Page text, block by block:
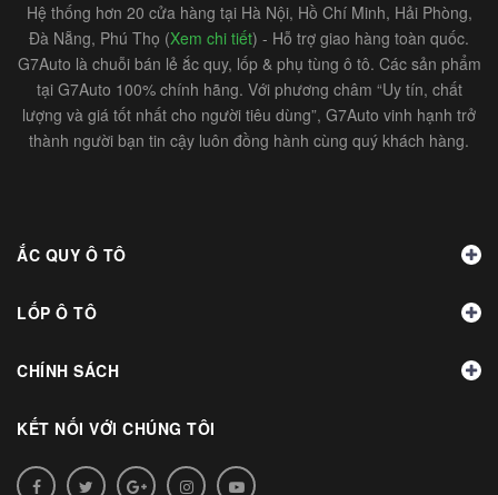
Hệ thống hơn 20 cửa hàng tại Hà Nội, Hồ Chí Minh, Hải Phòng,
Đà Nẵng, Phú Thọ (Xem chi tiết) - Hỗ trợ giao hàng toàn quốc.
G7Auto là chuỗi bán lẻ ắc quy, lốp & phụ tùng ô tô. Các sản phẩm
tại G7Auto 100% chính hãng. Với phương châm “Uy tín, chất
lượng và giá tốt nhất cho người tiêu dùng”, G7Auto vinh hạnh trở
thành người bạn tin cậy luôn đồng hành cùng quý khách hàng.
ẮC QUY Ô TÔ
LỐP Ô TÔ
CHÍNH SÁCH
KẾT NỐI VỚI CHÚNG TÔI